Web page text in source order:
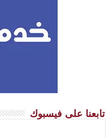
تابعنا على فيسبوك